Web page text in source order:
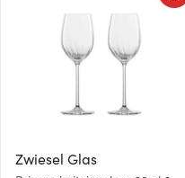
Zwiesel Glas